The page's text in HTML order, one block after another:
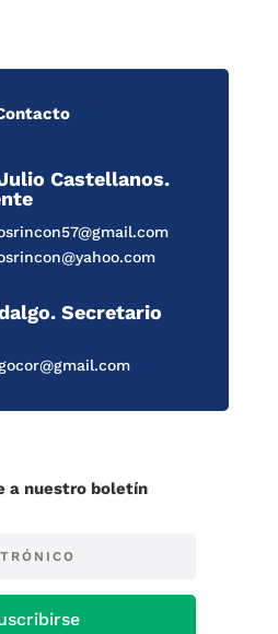
Castellanos.
Secretario
a nuestro boletín